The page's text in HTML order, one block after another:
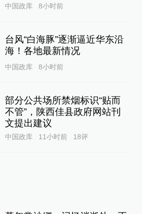
中国政库 8小时前
台风“白海豚”逐渐逼近华东沿
海！各地最新情况
中国政库 8小时前
部分公共场所禁烟标识“贴而
不管”，陕西佳县政府网站刊
文提出建议
中国政库 11小时前 18评